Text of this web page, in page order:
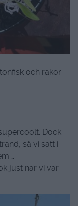
och räkor
Dock
så vi satt i
just när vi var